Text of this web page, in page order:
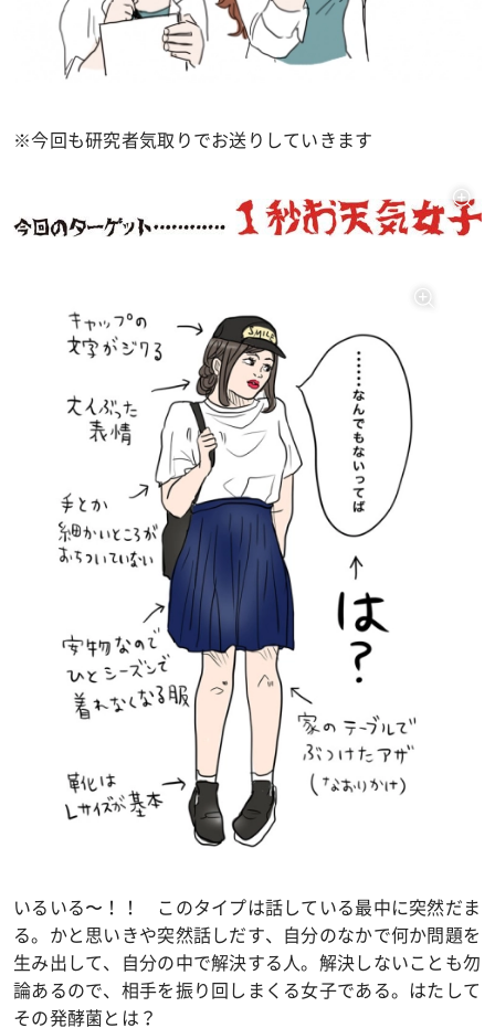
※今回も研究者気取りでお送りしていきます
いるいる〜！！ このタイプは話している最中に突然だま
る。かと思いきや突然話しだす、自分のなかで何か問題を
生み出して、自分の中で解決する人。解決しないことも勿
論あるので、相手を振り回しまくる女子である。はたして
その発酵菌とは？